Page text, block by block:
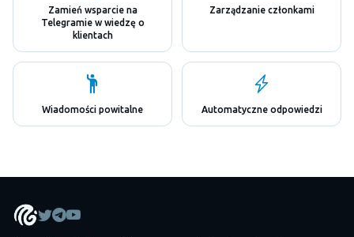
Zamień wsparcie na
Telegramie w wiedzę o
klientach
Zarządzanie członkami
Wiadomości powitalne Automatyczne odpowiedzi